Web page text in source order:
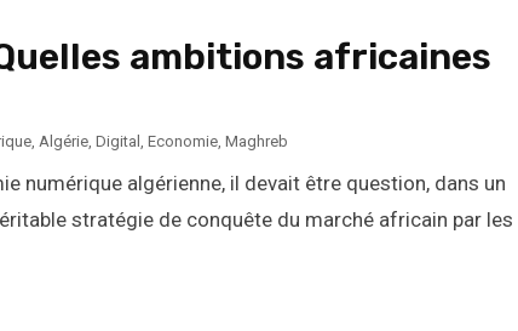
ambitions africaines
, Algérie, Digital , Economie, Maghreb
numérique algérienne, il devait être question, dans un
stratégie de conquête du marché africain par les